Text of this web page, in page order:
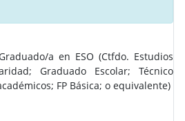
a en ESO (Ctfdo. Estudios
Graduado Escolar; Técnico
FP Básica; o equivalente)